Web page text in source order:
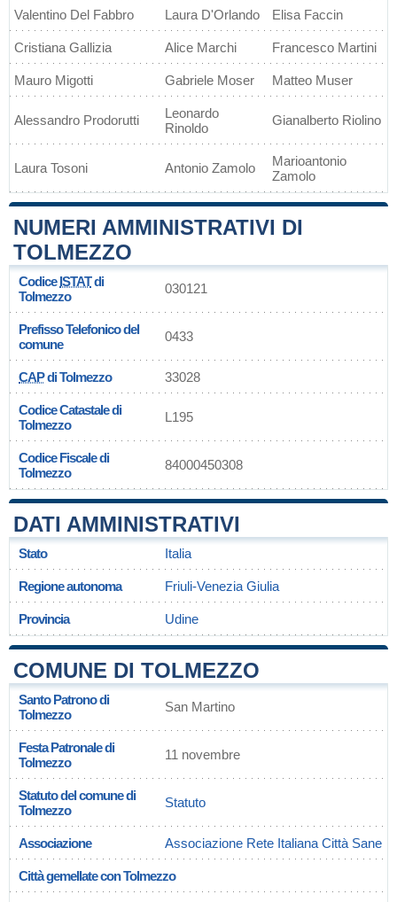
Valentino Del Fabbro Laura D'Orlando Elisa Faccin
Cristiana Gallizia Alice Marchi Francesco Martini
Mauro Migotti Gabriele Moser Matteo Muser
Alessandro Prodorutti
Leonardo
Rinoldo
Gianalberto Riolino
Laura Tosoni Antonio Zamolo
Marioantonio
Zamolo
NUMERI AMMINISTRATIVI DI
TOLMEZZO
CodiceISTATdi
Tolmezzo
030121
Prefisso Telefonico del
comune
0433
CAPdi Tolmezzo 33028
Codice Catastale di
Tolmezzo
L195
Codice Fiscale di
Tolmezzo
84000450308
DATI AMMINISTRATIVI
Stato Italia
Regione autonoma Friuli-Venezia Giulia
Provincia Udine
COMUNE DI TOLMEZZO
Santo Patrono di
Tolmezzo
San Martino
Festa Patronale di
Tolmezzo
11 novembre
Statuto del comune di
Tolmezzo
Statuto
Associazione Associazione Rete Italiana Città Sane
Città gemellate con Tolmezzo